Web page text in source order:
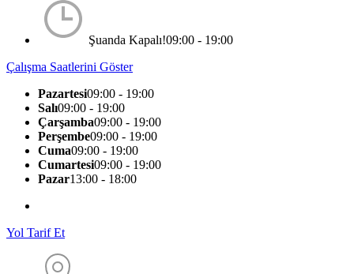
Şuanda Kapalı!09:00 - 19:00
Çalışma Saatlerini Göster
Pazartesi09:00 - 19:00
Salı09:00 - 19:00
Çarşamba09:00 - 19:00
Perşembe09:00 - 19:00
Cuma09:00 - 19:00
Cumartesi09:00 - 19:00
Pazar13:00 - 18:00
Yol Tarif Et